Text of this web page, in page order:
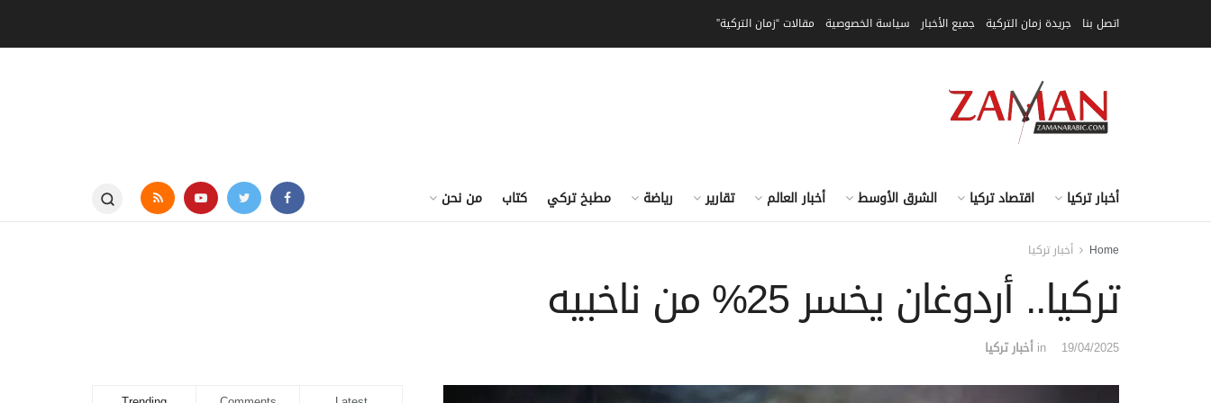
اتصل بنا جريدة زمان التركية جميع الأخبار سياسة الخصوصية مقالات “زمان التركية”
أخبار تركيا اقتصاد تركيا الشرق الأوسط أخبار العالم تقارير رياضة مطبخ تركي كتاب من نحن
Home أخبار تركيا
تركيا.. أردوغان يخسر 25% من ناخبيه
19/04/2025
in أخبار تركيا